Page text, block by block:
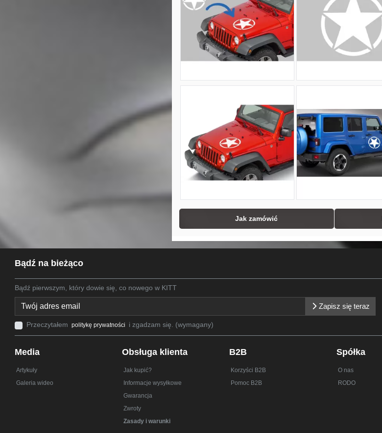
Jak zamówić
Bądź na bieżąco
Bądź pierwszym, który dowie się, co nowego w KITT
Zapisz się teraz
Przeczytałem politykę prywatności i zgadzam się. (wymagany)
Media
Artykuły
Galeria wideo
Obsługa klienta
Jak kupić?
Informacje wysyłkowe
Gwarancja
Zwroty
Zasady i warunki
B2B
Korzyści B2B
Pomoc B2B
Spółka
O nas
RODO